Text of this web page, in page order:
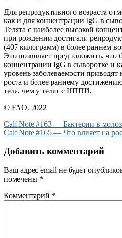
Для репродуктивного возраста
как и для концентрации IgG в
Телята с наиболее высокой
при рождении достигали
(407 килограмм) в более раннем
Это позволяет предположить, что
концентрации IgG в сыворотке и
уровень заболеваемости приводят
роста и более раннему
тела, чем у телят с НППИ.
© FAO, 2022
Навигация
по
записям
Calf Note #163 — Бактерии в
Calf Note #165 — Что влияет на
Добавить комментарий
Ваш адрес email не будет
помечены *
Комментарий *